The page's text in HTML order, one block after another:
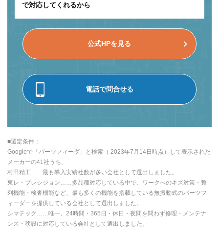
で対応してくれるから
公式HPを見る
電話で問合せる
■選定条件：
Googleで「パーツフィーダ」と検索（ 2023年7月14日時点）して表示された
メーカーの41社うち、
村田精工……最も導入実績社数が多い会社として選出しました。
東レ・プレシジョン……多品種対応している中で、ワークへのキズ対策・整
列機能・検査機能など、最も多くの機能を搭載している無振動式のパーツフ
ィーダーを提供している会社として選出しました。
シマテック……唯一、24時間・365日・休日・夜間を問わず修理・メンテナ
ンス・移設に対応している会社として選出しました。